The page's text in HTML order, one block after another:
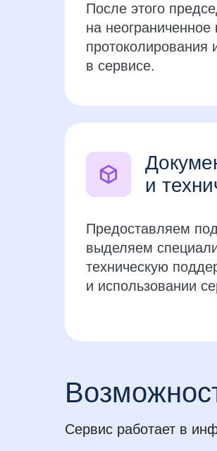
После этого
на неограниченное
протоколирования
в сервисе.
и
Предоставляем
выделяем
техническую
и использовании
Сервис работает в